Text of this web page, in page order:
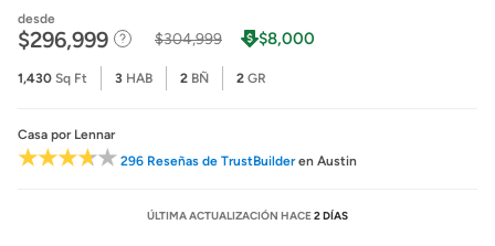
desde
$296,999 $304,999 $8,000
1,430 Sq Ft 3 HAB 2 BÑ 2 GR
Casa por Lennar
296 Reseñas de TrustBuilderen Austin
ÚLTIMA ACTUALIZACIÓN HACE2 DÍAS